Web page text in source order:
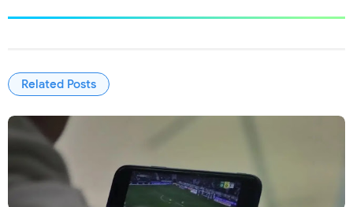
Related Posts